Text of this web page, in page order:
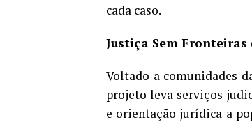
cada caso.
Justiça Sem
Voltado a comunidades
projeto leva serviços
e orientação jurídica a